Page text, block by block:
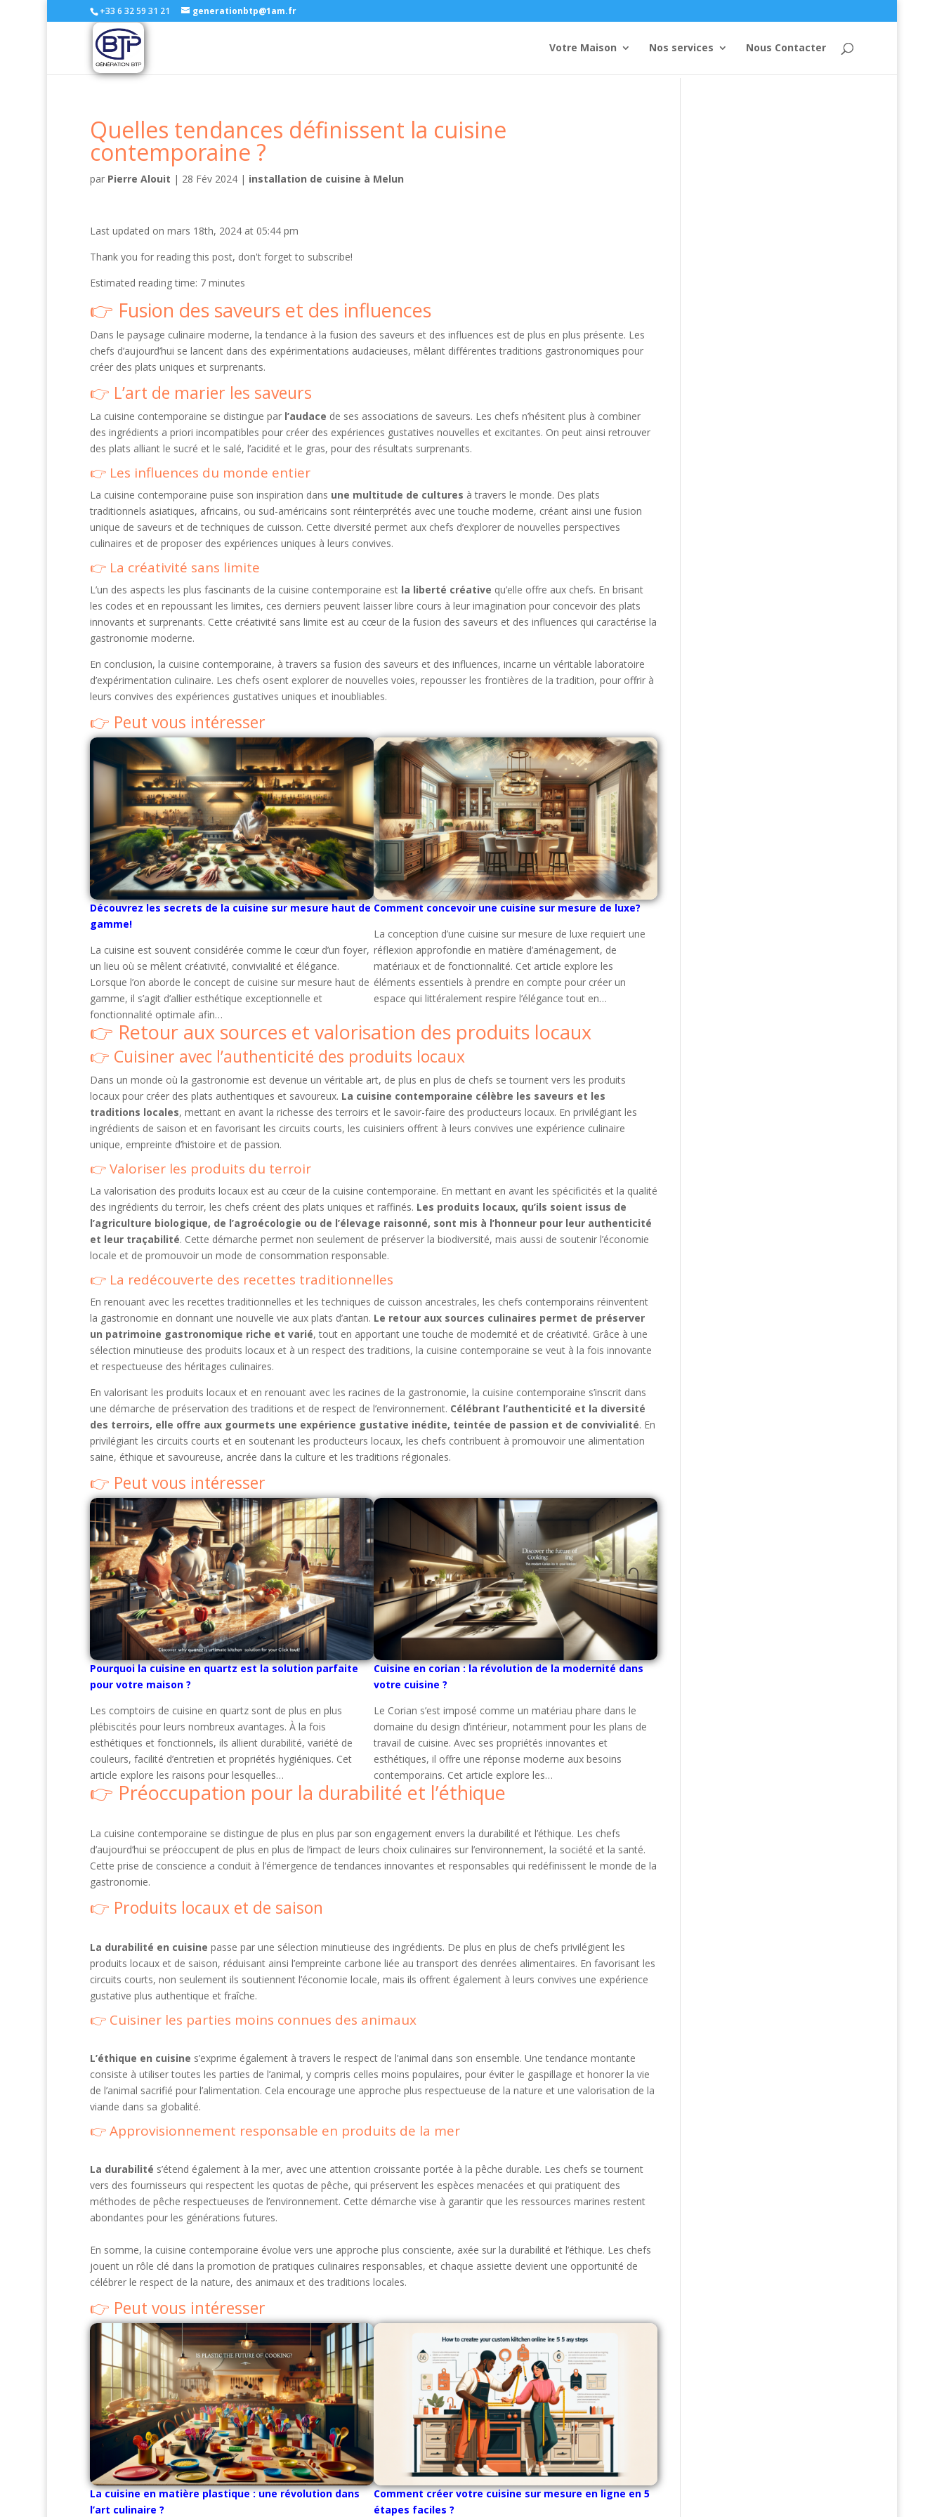
+33 6 32 59 31 21 generationbtp@1am.fr
Votre Maison Nos services Nous Contacter
Quelles tendances définissent la cuisine
contemporaine ?
par Pierre Alouit | 28 Fév 2024| installation de cuisine à Melun
Last updated on mars 18th, 2024 at 05:44 pm
Thank you for reading this post, don't forget to subscribe!
Estimated reading time: 7 minutes
Fusion des saveurs et des influences
Dans le paysage culinaire moderne, la tendance à la fusion des saveurs et des influences est de plus en plus présente. Les
chefs d’aujourd’hui se lancent dans des expérimentations audacieuses, mêlant différentes traditions gastronomiques pour
créer des plats uniques et surprenants.
L’art de marier les saveurs
La cuisine contemporaine se distingue par l’audace de ses associations de saveurs. Les chefs n’hésitent plus à combiner
des ingrédients a priori incompatibles pour créer des expériences gustatives nouvelles et excitantes. On peut ainsi retrouver
des plats alliant le sucré et le salé, l’acidité et le gras, pour des résultats surprenants.
Les influences du monde entier
La cuisine contemporaine puise son inspiration dans une multitude de cultures à travers le monde. Des plats
traditionnels asiatiques, africains, ou sud-américains sont réinterprétés avec une touche moderne, créant ainsi une fusion
unique de saveurs et de techniques de cuisson. Cette diversité permet aux chefs d’explorer de nouvelles perspectives
culinaires et de proposer des expériences uniques à leurs convives.
La créativité sans limite
L’un des aspects les plus fascinants de la cuisine contemporaine est la liberté créative qu’elle offre aux chefs. En brisant
les codes et en repoussant les limites, ces derniers peuvent laisser libre cours à leur imagination pour concevoir des plats
innovants et surprenants. Cette créativité sans limite est au cœur de la fusion des saveurs et des influences qui caractérise la
gastronomie moderne.
En conclusion, la cuisine contemporaine, à travers sa fusion des saveurs et des influences, incarne un véritable laboratoire
d’expérimentation culinaire. Les chefs osent explorer de nouvelles voies, repousser les frontières de la tradition, pour offrir à
leurs convives des expériences gustatives uniques et inoubliables.
Peut vous intéresser
Découvrez les secrets de la cuisine sur mesure haut de
gamme!
La cuisine est souvent considérée comme le cœur d’un foyer,
un lieu où se mêlent créativité, convivialité et élégance.
Lorsque l’on aborde le concept de cuisine sur mesure haut de
gamme, il s’agit d’allier esthétique exceptionnelle et
fonctionnalité optimale afin…
Comment concevoir une cuisine sur mesure de luxe?
La conception d’une cuisine sur mesure de luxe requiert une
réflexion approfondie en matière d’aménagement, de
matériaux et de fonctionnalité. Cet article explore les
éléments essentiels à prendre en compte pour créer un
espace qui littéralement respire l’élégance tout en…
Retour aux sources et valorisation des produits locaux
Cuisiner avec l’authenticité des produits locaux
Dans un monde où la gastronomie est devenue un véritable art, de plus en plus de chefs se tournent vers les produits
locaux pour créer des plats authentiques et savoureux. La cuisine contemporaine célèbre les saveurs et les
traditions locales, mettant en avant la richesse des terroirs et le savoir-faire des producteurs locaux. En privilégiant les
ingrédients de saison et en favorisant les circuits courts, les cuisiniers offrent à leurs convives une expérience culinaire
unique, empreinte d’histoire et de passion.
Valoriser les produits du terroir
La valorisation des produits locaux est au cœur de la cuisine contemporaine. En mettant en avant les spécificités et la qualité
des ingrédients du terroir, les chefs créent des plats uniques et raffinés. Les produits locaux, qu’ils soient issus de
l’agriculture biologique, de l’agroécologie ou de l’élevage raisonné, sont mis à l’honneur pour leur authenticité
et leur traçabilité. Cette démarche permet non seulement de préserver la biodiversité, mais aussi de soutenir l’économie
locale et de promouvoir un mode de consommation responsable.
La redécouverte des recettes traditionnelles
En renouant avec les recettes traditionnelles et les techniques de cuisson ancestrales, les chefs contemporains réinventent
la gastronomie en donnant une nouvelle vie aux plats d’antan. Le retour aux sources culinaires permet de préserver
un patrimoine gastronomique riche et varié, tout en apportant une touche de modernité et de créativité. Grâce à une
sélection minutieuse des produits locaux et à un respect des traditions, la cuisine contemporaine se veut à la fois innovante
et respectueuse des héritages culinaires.
En valorisant les produits locaux et en renouant avec les racines de la gastronomie, la cuisine contemporaine s’inscrit dans
une démarche de préservation des traditions et de respect de l’environnement. Célébrant l’authenticité et la diversité
des terroirs, elle offre aux gourmets une expérience gustative inédite, teintée de passion et de convivialité. En
privilégiant les circuits courts et en soutenant les producteurs locaux, les chefs contribuent à promouvoir une alimentation
saine, éthique et savoureuse, ancrée dans la culture et les traditions régionales.
Peut vous intéresser
Pourquoi la cuisine en quartz est la solution parfaite
pour votre maison ?
Les comptoirs de cuisine en quartz sont de plus en plus
plébiscités pour leurs nombreux avantages. À la fois
esthétiques et fonctionnels, ils allient durabilité, variété de
couleurs, facilité d’entretien et propriétés hygiéniques. Cet
article explore les raisons pour lesquelles…
Cuisine en corian : la révolution de la modernité dans
votre cuisine ?
Le Corian s’est imposé comme un matériau phare dans le
domaine du design d’intérieur, notamment pour les plans de
travail de cuisine. Avec ses propriétés innovantes et
esthétiques, il offre une réponse moderne aux besoins
contemporains. Cet article explore les…
Préoccupation pour la durabilité et l’éthique
La cuisine contemporaine se distingue de plus en plus par son engagement envers la durabilité et l’éthique. Les chefs
d’aujourd’hui se préoccupent de plus en plus de l’impact de leurs choix culinaires sur l’environnement, la société et la santé.
Cette prise de conscience a conduit à l’émergence de tendances innovantes et responsables qui redéfinissent le monde de la
gastronomie.
Produits locaux et de saison
La durabilité en cuisine passe par une sélection minutieuse des ingrédients. De plus en plus de chefs privilégient les
produits locaux et de saison, réduisant ainsi l’empreinte carbone liée au transport des denrées alimentaires. En favorisant les
circuits courts, non seulement ils soutiennent l’économie locale, mais ils offrent également à leurs convives une expérience
gustative plus authentique et fraîche.
Cuisiner les parties moins connues des animaux
L’éthique en cuisine s’exprime également à travers le respect de l’animal dans son ensemble. Une tendance montante
consiste à utiliser toutes les parties de l’animal, y compris celles moins populaires, pour éviter le gaspillage et honorer la vie
de l’animal sacrifié pour l’alimentation. Cela encourage une approche plus respectueuse de la nature et une valorisation de la
viande dans sa globalité.
Approvisionnement responsable en produits de la mer
La durabilité s’étend également à la mer, avec une attention croissante portée à la pêche durable. Les chefs se tournent
vers des fournisseurs qui respectent les quotas de pêche, qui préservent les espèces menacées et qui pratiquent des
méthodes de pêche respectueuses de l’environnement. Cette démarche vise à garantir que les ressources marines restent
abondantes pour les générations futures.
En somme, la cuisine contemporaine évolue vers une approche plus consciente, axée sur la durabilité et l’éthique. Les chefs
jouent un rôle clé dans la promotion de pratiques culinaires responsables, et chaque assiette devient une opportunité de
célébrer le respect de la nature, des animaux et des traditions locales.
Peut vous intéresser
La cuisine en matière plastique : une révolution dans
l’art culinaire ?
Comment créer votre cuisine sur mesure en ligne en 5
étapes faciles ?